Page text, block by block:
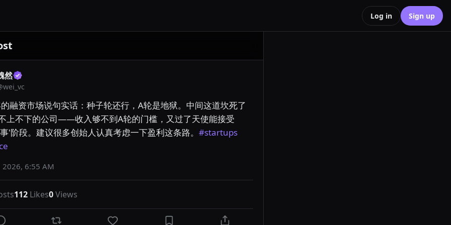
Log in Sign up
然
wei_vc
融资市场说句实话：种子轮还行，A轮是地狱。中间这道坎死了
上不下的公司——收入够不到A轮的门槛，又过了天使能接受
'阶段。建议很多创始人认真考虑一下盈利这条路。 #startups
2026, 6:55 AM
112 Likes0Views